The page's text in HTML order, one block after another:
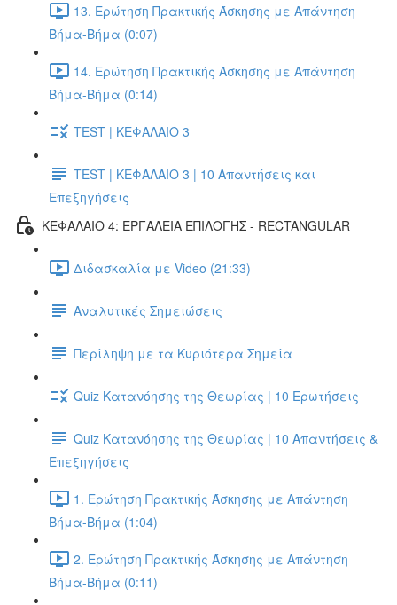
13. Ερώτηση Πρακτικής Άσκησης με Απάντηση
Βήμα-Βήμα (0:07)
14. Ερώτηση Πρακτικής Άσκησης με Απάντηση
Βήμα-Βήμα (0:14)
TEST | ΚΕΦΑΛΑΙΟ 3
TEST | ΚΕΦΑΛΑΙΟ 3 | 10 Απαντήσεις και
Επεξηγήσεις
ΚΕΦΑΛΑΙΟ 4: ΕΡΓΑΛΕΙΑ ΕΠΙΛΟΓΗΣ - RECTANGULAR
Διδασκαλία με Video (21:33)
Αναλυτικές Σημειώσεις
Περίληψη με τα Κυριότερα Σημεία
Quiz Κατανόησης της Θεωρίας | 10 Ερωτήσεις
Quiz Κατανόησης της Θεωρίας | 10 Απαντήσεις &
Επεξηγήσεις
1. Ερώτηση Πρακτικής Άσκησης με Απάντηση
Βήμα-Βήμα (1:04)
2. Ερώτηση Πρακτικής Άσκησης με Απάντηση
Βήμα-Βήμα (0:11)